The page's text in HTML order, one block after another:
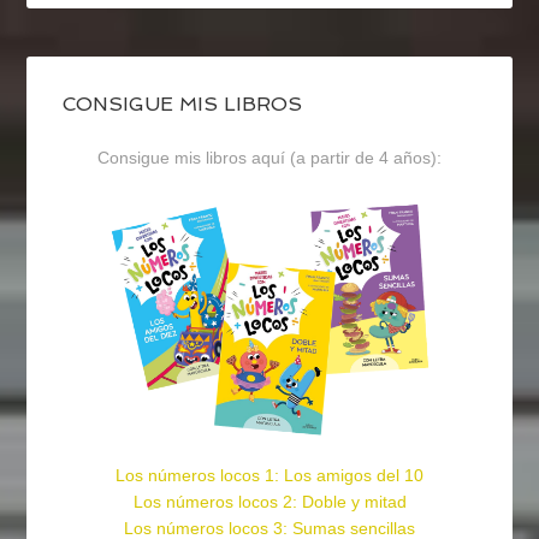
CONSIGUE MIS LIBROS
Consigue mis libros aquí (a partir de 4 años):
Los números locos 1: Los amigos del 10
Los números locos 2: Doble y mitad
Los números locos 3: Sumas sencillas